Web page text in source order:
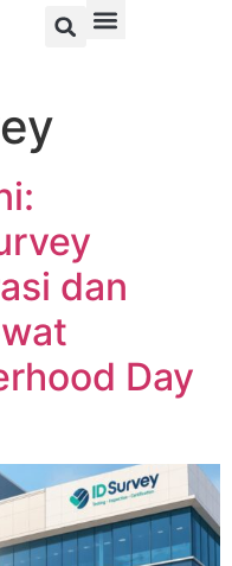
dan
Day